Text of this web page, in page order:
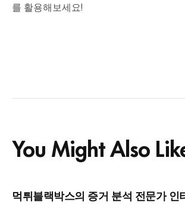
를 활용해보세요!
You Might Also
먹튀블랙박스의 증거 분석 전문가 인